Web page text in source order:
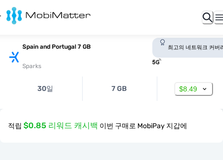
Spain and Portugal 7 GB
Sparks
최고의 네트워크 커버
30일 7 GB $8.49
적립 $0.85 리워드 캐시백 이번 구매로 MobiPay 지갑에